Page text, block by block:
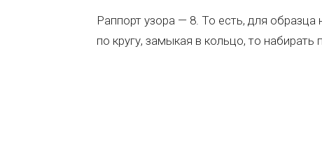
Раппорт узора — 8. То есть, для
по кругу, замыкая в кольцо, то набирать